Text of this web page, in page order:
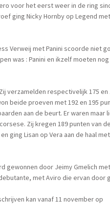
voor het eerst weer in de ring
ging Nicky Hornby op Legend
Verweij met Panini scoorde niet
was : Panini en ikzelf moeten
verzamelden respectivelijk 175 en
beide proeven met 192 en 195
aan de beurt. Er waren maar
Zij kregen 189 punten van
ging Lisan op Vera aan de haal
gewonnen door Jeimy Gmelich met
met Aviro die ervan door
kan vanaf 11 november op